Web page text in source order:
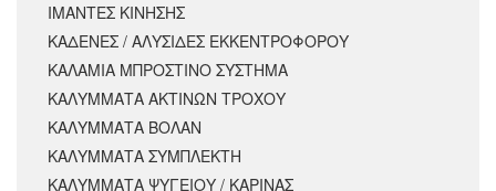
ΙΜΑΝΤΕΣ ΚΙΝΗΣΗΣ
ΚΑΔΕΝΕΣ / ΑΛΥΣΙΔΕΣ ΕΚΚΕΝΤΡΟΦΟΡΟΥ
ΚΑΛΑΜΙΑ ΜΠΡΟΣΤΙΝΟ ΣΥΣΤΗΜΑ
ΚΑΛΥΜΜΑΤΑ ΑΚΤΙΝΩΝ ΤΡΟΧΟΥ
ΚΑΛΥΜΜΑΤΑ ΒΟΛΑΝ
ΚΑΛΥΜΜΑΤΑ ΣΥΜΠΛΕΚΤΗ
ΚΑΛΥΜΜΑΤΑ ΨΥΓΕΙΟΥ / ΚΑΡΙΝΑΣ